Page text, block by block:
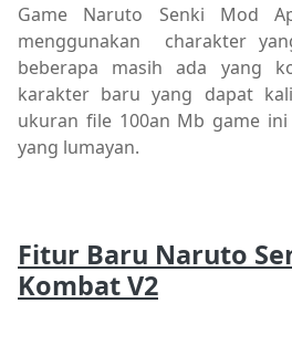
Game Naruto Senki Mod
menggunakan charakter
beberapa masih ada yang
karakter baru yang dapat
ukuran file 100an Mb game
yang lumayan.
Fitur Baru Naruto
Kombat V2